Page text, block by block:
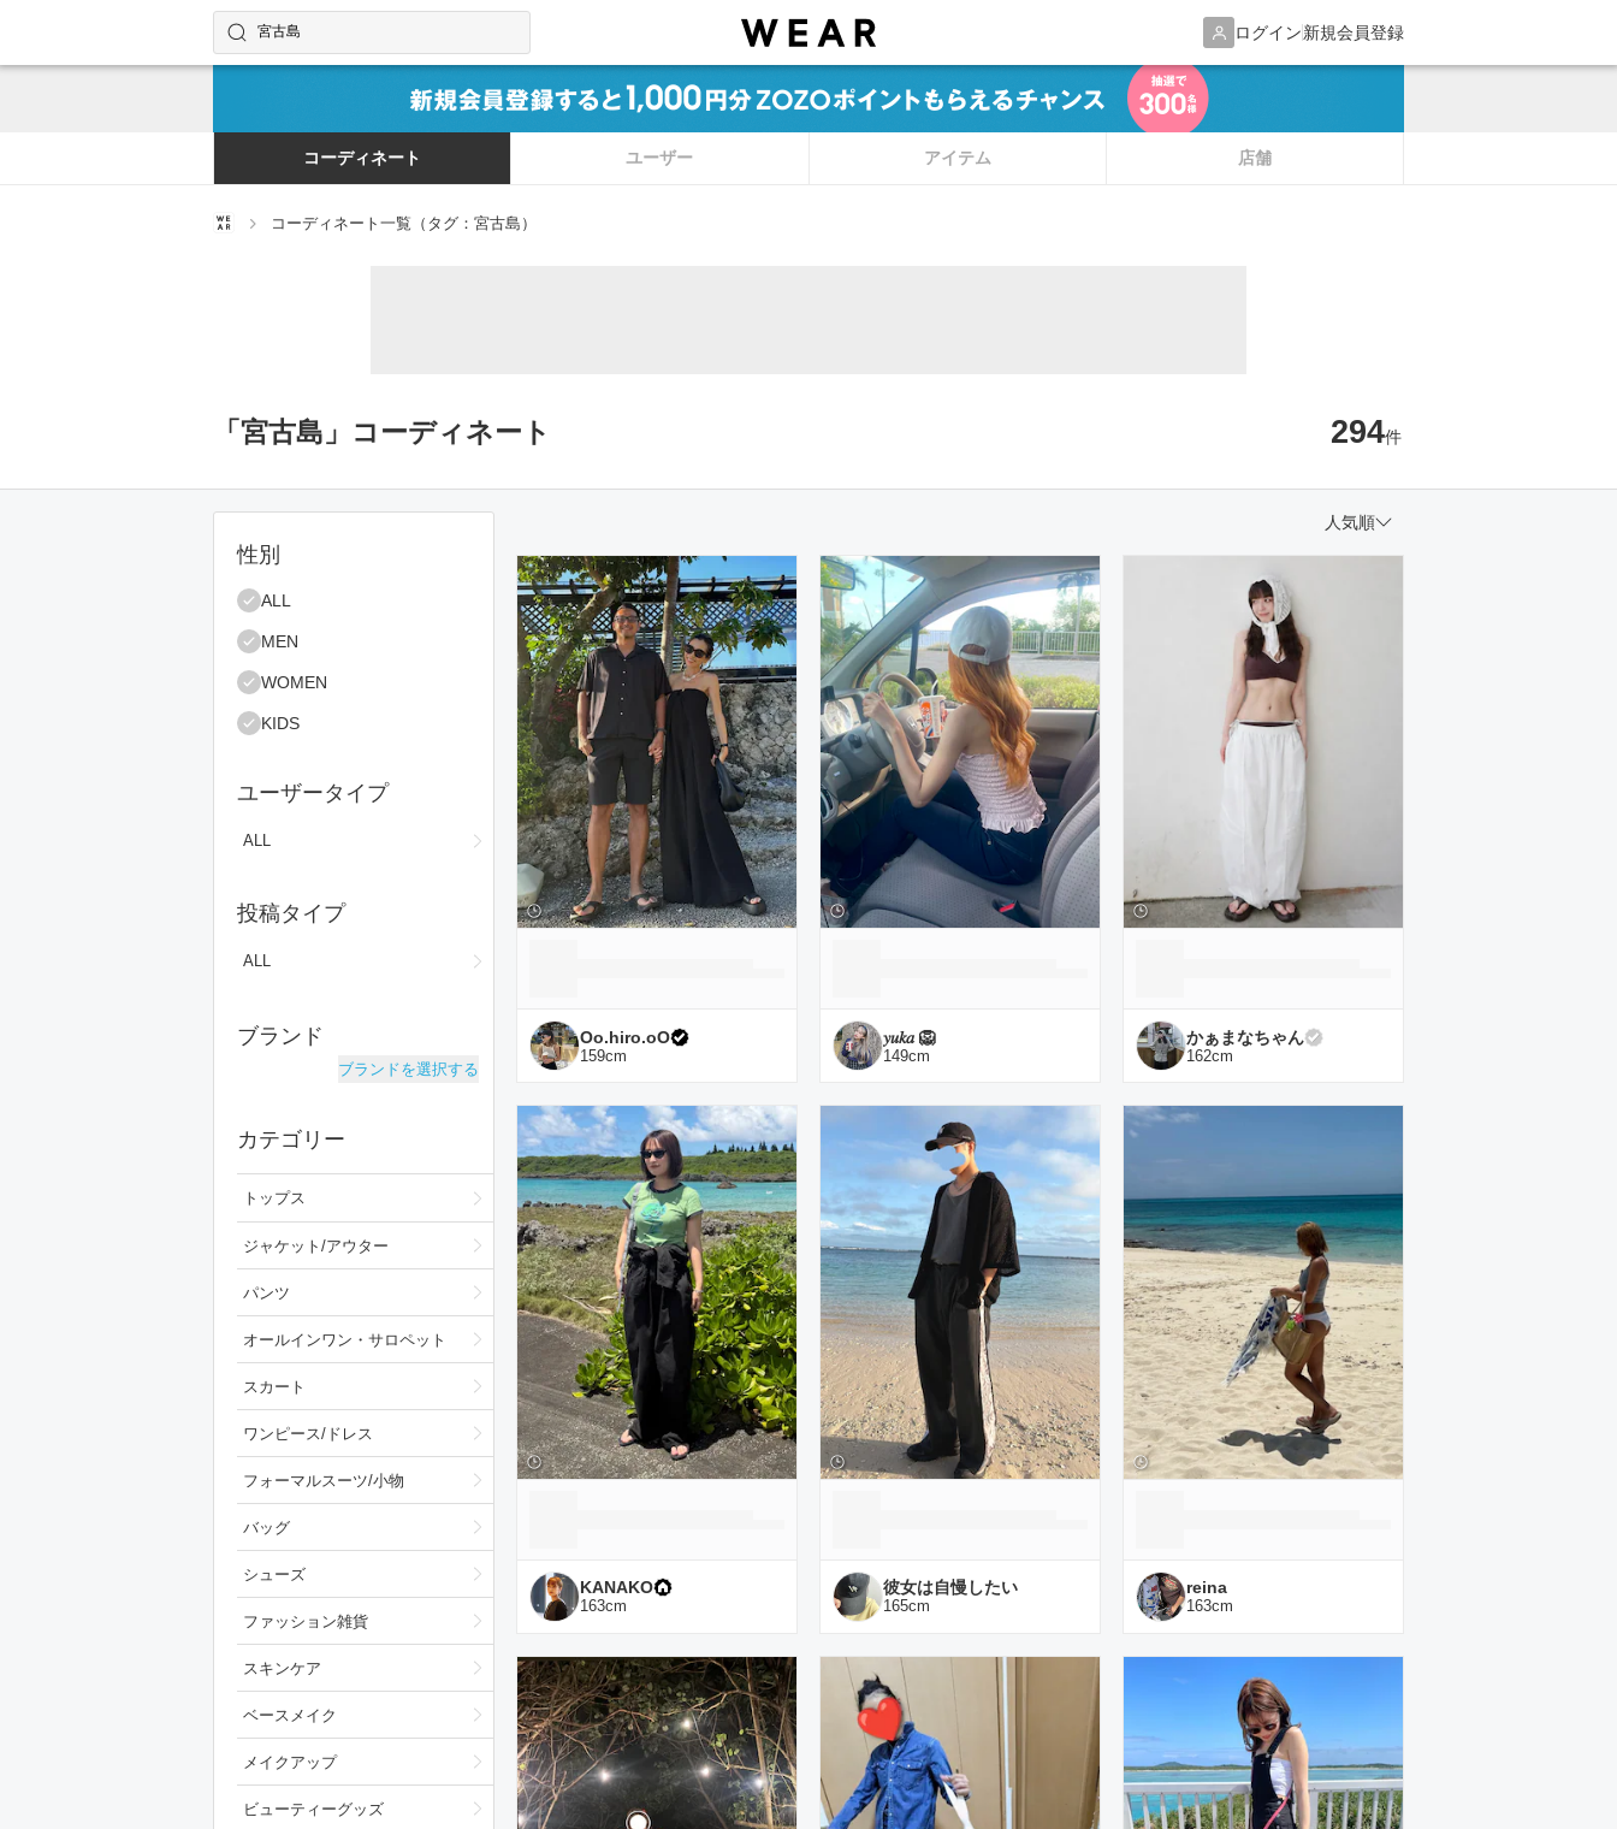
ログイン新規会員登録
コーディネートやユーザーを探す
検索する
コーディネート ユーザー アイテム 店舗
コーディネート一覧（タグ：宮古島）
「宮古島」コーディネート 294件
絞り込み条件
性別
ALL
MEN
WOMEN
KIDS
ユーザータイプ
ALL
投稿タイプ
ALL
ブランド
ブランドを選択する
カテゴリー
トップス
ジャケット/アウター
パンツ
オールインワン・サロペット
スカート
ワンピース/ドレス
フォーマルスーツ/小物
バッグ
シューズ
ファッション雑貨
スキンケア
ベースメイク
メイクアップ
ビューティーグッズ
人気順
コーディネート一覧
Oo.hiro.oO
159cm
𝑦𝑢𝑘𝑎 🦁
149cm
かぁまなちゃん
162cm
KANAKO
163cm
彼女は自慢したい
165cm
reina
163cm